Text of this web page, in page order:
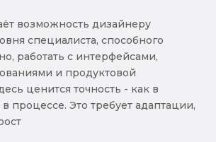
возможность дизайнеру
специалиста, способного
работать с интерфейсами,
и продуктовой
ценится точность - как в
процессе. Это требует адаптации,